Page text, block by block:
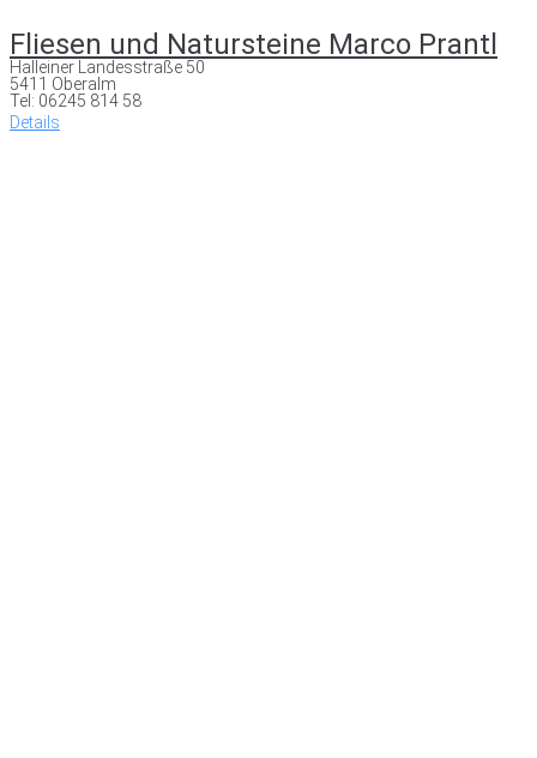
Fliesen und Natursteine Marco Prantl
Halleiner Landesstraße 50
5411 Oberalm
Tel: 06245 814 58
Details